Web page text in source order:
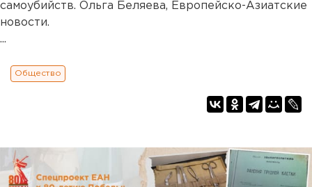
самоубийств. Ольга Беляева, Европейско-Азиатские
новости.
...
Общество